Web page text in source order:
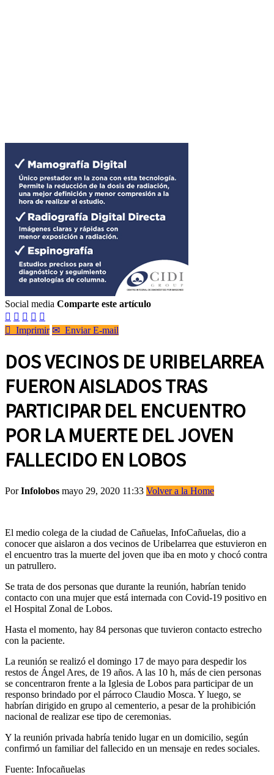
Social media Comparte este artículo
    
 Imprimir ✉ Enviar E-mail
DOS VECINOS DE URIBELARREA
FUERON AISLADOS TRAS
PARTICIPAR DEL ENCUENTRO
POR LA MUERTE DEL JOVEN
FALLECIDO EN LOBOS
PorInfolobos mayo 29, 2020 11:33 Volver a la Home
El medio colega de la ciudad de Cañuelas, InfoCañuelas, dio a
conocer que aislaron a dos vecinos de Uribelarrea que estuvieron en
el encuentro tras la muerte del joven que iba en moto y chocó contra
un patrullero.
Se trata de dos personas que durante la reunión, habrían tenido
contacto con una mujer que está internada con Covid-19 positivo en
el Hospital Zonal de Lobos.
Hasta el momento, hay 84 personas que tuvieron contacto estrecho
con la paciente.
La reunión se realizó el domingo 17 de mayo para despedir los
restos de Ángel Ares, de 19 años. A las 10 h, más de cien personas
se concentraron frente a la Iglesia de Lobos para participar de un
responso brindado por el párroco Claudio Mosca. Y luego, se
habrían dirigido en grupo al cementerio, a pesar de la prohibición
nacional de realizar ese tipo de ceremonias.
Y la reunión privada habría tenido lugar en un domicilio, según
confirmó un familiar del fallecido en un mensaje en redes sociales.
Fuente: Infocañuelas